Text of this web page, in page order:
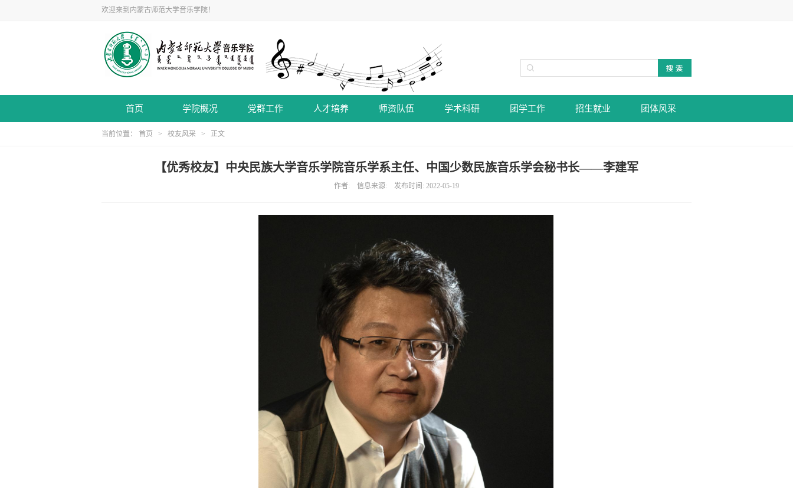
欢迎来到内蒙古师范大学音乐学院！
首页 学院概况 党群工作 人才培养 师资队伍 学术科研 团学工作 招生就业 团体风采
当前位置： 首页 > 校友风采 > 正文
【优秀校友】中央民族大学音乐学院音乐学系主任、中国少数民族音乐学会秘书长——李建军
作者: 信息来源: 发布时间: 2022-05-19